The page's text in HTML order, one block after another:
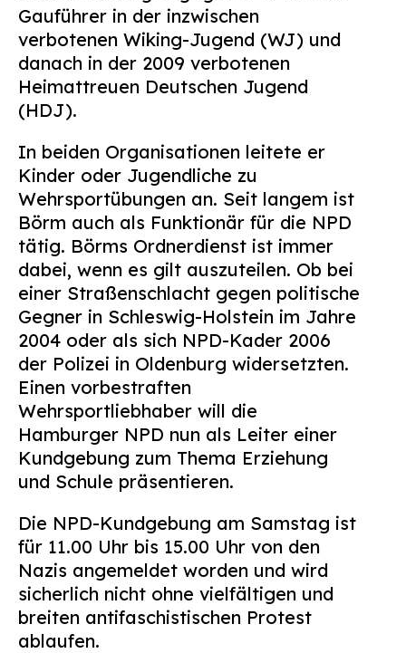
Gauführer in der inzwischen
verbotenen Wiking-Jugend (WJ) und
danach in der 2009 verbotenen
Heimattreuen Deutschen Jugend
(HDJ).
In beiden Organisationen leitete er
Kinder oder Jugendliche zu
Wehrsportübungen an. Seit langem ist
Börm auch als Funktionär für die NPD
tätig. Börms Ordnerdienst ist immer
dabei, wenn es gilt auszuteilen. Ob bei
einer Straßenschlacht gegen politische
Gegner in Schleswig-Holstein im Jahre
2004 oder als sich NPD-Kader 2006
der Polizei in Oldenburg widersetzten.
Einen vorbestraften
Wehrsportliebhaber will die
Hamburger NPD nun als Leiter einer
Kundgebung zum Thema Erziehung
und Schule präsentieren.
Die NPD-Kundgebung am Samstag ist
für 11.00 Uhr bis 15.00 Uhr von den
Nazis angemeldet worden und wird
sicherlich nicht ohne vielfältigen und
breiten antifaschistischen Protest
ablaufen.